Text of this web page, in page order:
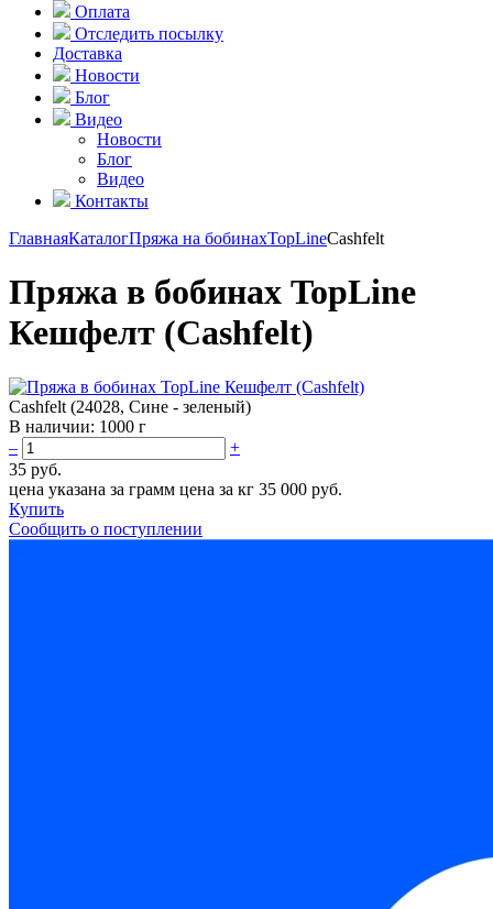
Оплата
Отследить посылку
Доставка
Новости
Блог
Видео
Новости
Блог
Видео
Контакты
ГлавнаяКаталогПряжа на бобинахTopLineCashfelt
Пряжа в бобинах TopLine
Кешфелт (Cashfelt)
Cashfelt (24028, Сине - зеленый)
В наличии: 1000 г
–
+
35 руб.
цена указана за грамм цена за кг 35 000 руб.
Купить
Сообщить о поступлении